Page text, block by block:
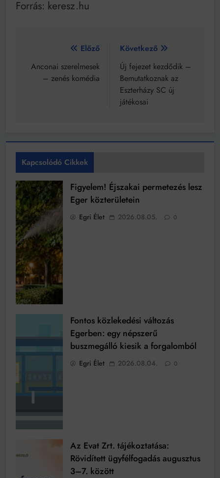
Forrás: keresz.hu
Bejegyzés
navigáció
Előző
Anconai szerelmesek
– zenés komédia
Következő
Új fejezet kezdődik –
Bemutatkoznak az
Eszterházy SC új
játékosai
Kapcsolódó Cikkek
Figyelem! Éjszakai permetezés lesz
Eger közterületein
Egri Élet 2026.08.05. 0
Fontos közlekedési változás
Egerben: egy népszerű
buszmegálló kiesik a forgalomból
Egri Élet 2026.08.04. 0
Az Evat Zrt. tájékoztatása:
Rövidített ügyfélfogadás augusztus
3–7. között